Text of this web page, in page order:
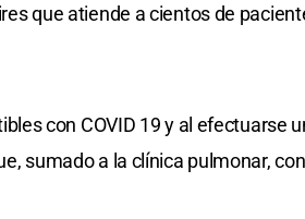
que atiende a cientos de
con COVID 19 y al efectuarse
sumado a la clínica pulmonar,